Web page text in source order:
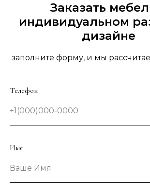
Заказать
индивидуальном
дизайне
заполните форму, и мы
Телефон
+1(000)000-0000
Имя
Ваше Имя